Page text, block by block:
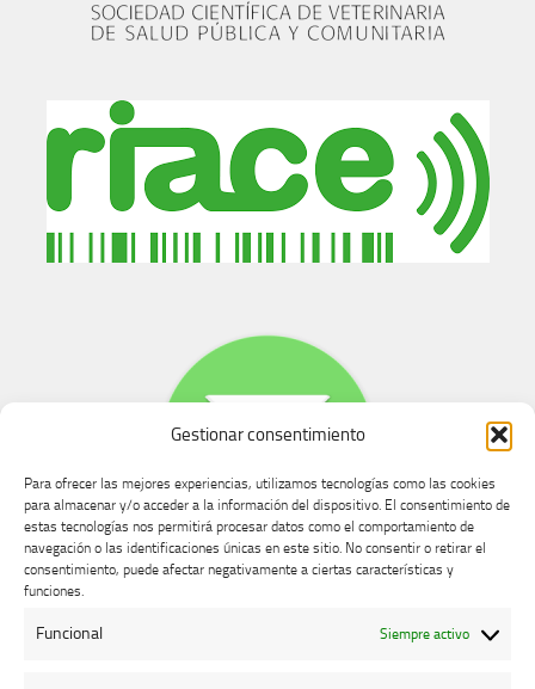
Gestionar consentimiento
Para ofrecer las mejores experiencias, utilizamos tecnologías como las cookies
para almacenar y/o acceder a la información del dispositivo. El consentimiento de
estas tecnologías nos permitirá procesar datos como el comportamiento de
navegación o las identificaciones únicas en este sitio. No consentir o retirar el
consentimiento, puede afectar negativamente a ciertas características y
funciones.
Funcional Siempre activo
Buzón de dudas, quejas y sugerencias